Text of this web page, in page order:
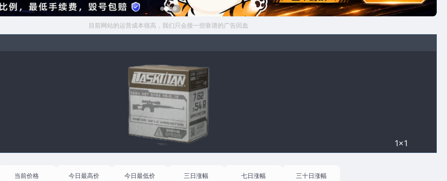
目前网站的运营成本很高，我们只会接一些靠谱的广告回血
1×1
当前价格 今日最高价 今日最低价 三日涨幅 七日涨幅 三十日涨幅